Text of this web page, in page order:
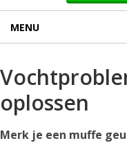
MENU
oplossen
Merk je een muffe